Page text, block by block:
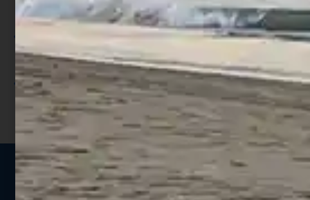
punti;
Utilizza i punti per ricevere uno
sconto;
I punti sono indicati nella pagina
prodotto;
Seguici sui social